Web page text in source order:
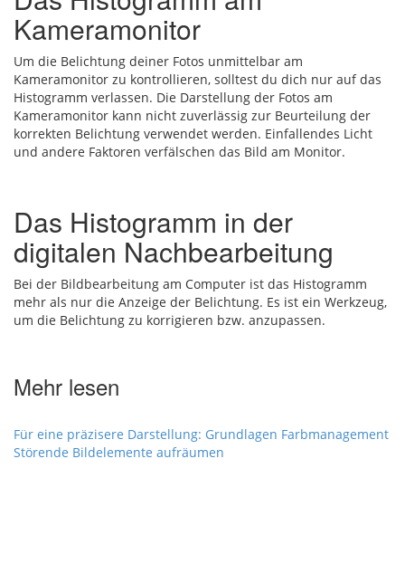
Kameramonitor
Um die Belichtung deiner Fotos unmittelbar am
Kameramonitor zu kontrollieren, solltest du dich nur auf das
Histogramm verlassen. Die Darstellung der Fotos am
Kameramonitor kann nicht zuverlässig zur Beurteilung der
korrekten Belichtung verwendet werden. Einfallendes Licht
und andere Faktoren verfälschen das Bild am Monitor.
Das Histogramm in der
digitalen Nachbearbeitung
Bei der Bildbearbeitung am Computer ist das Histogramm
mehr als nur die Anzeige der Belichtung. Es ist ein Werkzeug,
um die Belichtung zu korrigieren bzw. anzupassen.
Mehr lesen
Für eine präzisere Darstellung: Grundlagen Farbmanagement
Störende Bildelemente aufräumen